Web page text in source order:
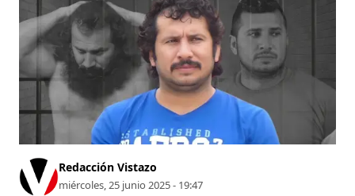
Redacción Vistazo
miércoles, 25 junio 2025 - 19:47